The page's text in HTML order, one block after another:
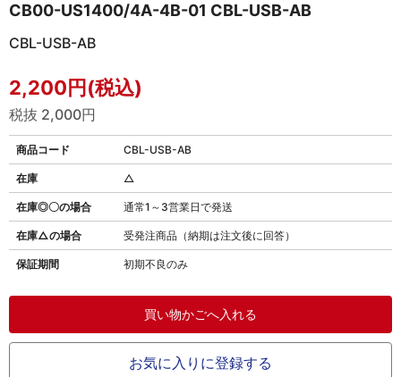
CB00-US1400/4A-4B-01 CBL-USB-AB
CBL-USB-AB
2,200円(税込)
税抜 2,000円
商品コード CBL-USB-AB
在庫◎〇の場合 通常1～3営業日で発送
在庫△の場合 受発注商品（納期は注文後に回答）
保証期間 初期不良のみ
在庫 △
お気に入りに登録する